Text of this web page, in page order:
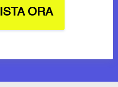
ORA